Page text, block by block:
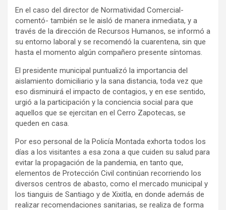
En el caso del director de Normatividad Comercial-
comentó- también se le aisló de manera inmediata, y a
través de la dirección de Recursos Humanos, se informó a
su entorno laboral y se recomendó la cuarentena, sin que
hasta el momento algún compañero presente síntomas.
El presidente municipal puntualizó la importancia del
aislamiento domiciliario y la sana distancia, toda vez que
eso disminuirá el impacto de contagios, y en ese sentido,
urgió a la participación y la conciencia social para que
aquellos que se ejercitan en el Cerro Zapotecas, se
queden en casa.
Por eso personal de la Policía Montada exhorta todos los
días a los visitantes a esa zona a que cuiden su salud para
evitar la propagación de la pandemia, en tanto que,
elementos de Protección Civil continúan recorriendo los
diversos centros de abasto, como el mercado municipal y
los tianguis de Santiago y de Xixitla, en donde además de
realizar recomendaciones sanitarias, se realiza de forma